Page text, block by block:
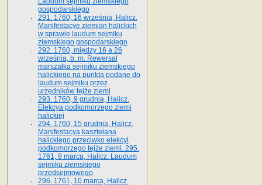
gospodarskiego
291. 1760, 16 września, Halicz.
Manifestacye ziemian halickich
w sprawie laudum sejmiku
ziemskiego gospodarskiego
292. 1760, między 16 a 26
września, b. m. Rewersał
marszałka sejmiku ziemskiego
halickiego na punkta podane do
laudum sejmiku przez
urzędników tejże ziemi
293. 1760, 9 grudnia, Halicz.
Elekcya podkomorzego ziemi
halickiej
294. 1760, 15 grudnia, Halicz.
Manifestacya kasztelana
halickiego przeciwko elekcyi
podkomorzego tejże ziemi. 295.
1761, 9 marca, Halicz. Laudum
sejmiku ziemskiego
przedsejmowego
296. 1761, 10 marca, Halicz.